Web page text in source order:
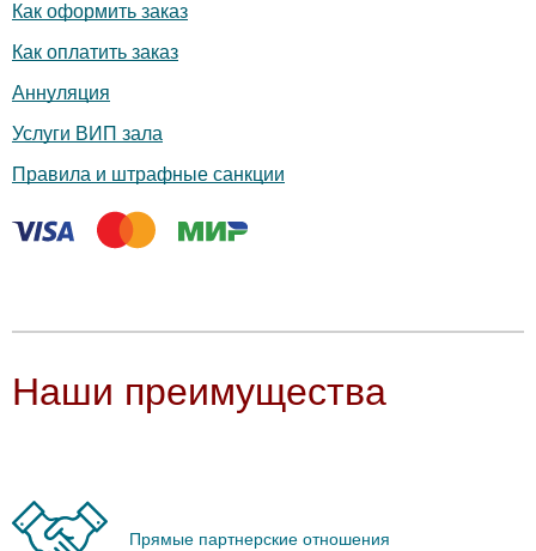
Как оформить заказ
Как оплатить заказ
Аннуляция
Услуги ВИП зала
Правила и штрафные санкции
Наши преимущества
Прямые партнерские отношения